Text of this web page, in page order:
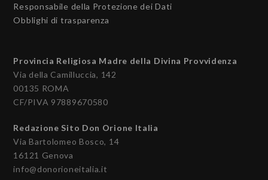
Responsabile della Protezione dei Dati
Obblighi di trasparenza
Provincia Religiosa Madre della Divina Provvidenza
Via della Camilluccia, 142
00135 ROMA
CF/PIVA 97889670580
Redazione Sito Don Orione Italia
Via Bartolomeo Bosco, 14
16121 Genova
info@donorioneitalia.it